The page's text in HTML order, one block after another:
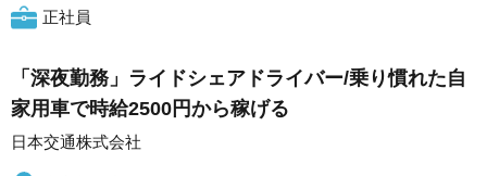
正社員
「深夜勤務」ライドシェアドライバー/乗り慣れた自
家用車で時給2500円から稼げる
日本交通株式会社